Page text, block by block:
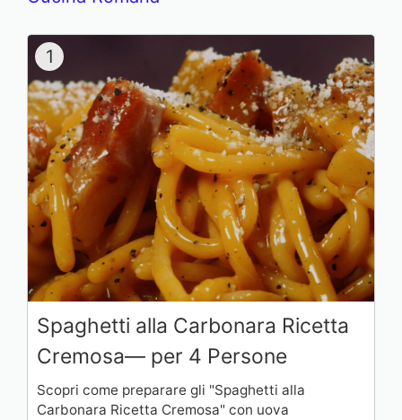
1
Spaghetti alla Carbonara Ricetta
Cremosa— per 4 Persone
Scopri come preparare gli "Spaghetti alla
Carbonara Ricetta Cremosa" con uova